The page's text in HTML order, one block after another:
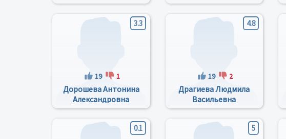
3.3
19 1
Дорошева Антонина
Александровна
4.8
19 2
Драгиева Людмила
Васильевна
0.1 5